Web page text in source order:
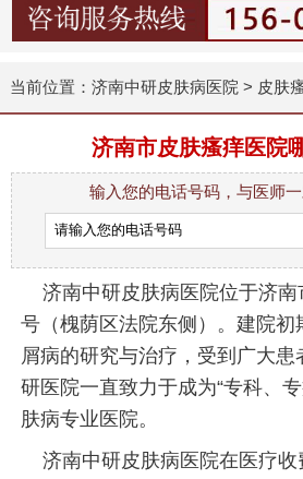
当前位置： 济南中研皮肤病医院 > 皮肤
济南市皮肤瘙痒医院
输入您的电话号码，与医师
济南中研皮肤病医院位于济南
号（槐荫区法院东侧）。建院初
屑病的研究与治疗，受到广大患
研医院一直致力于成为“专科、
肤病专业医院。
济南中研皮肤病医院在医疗收